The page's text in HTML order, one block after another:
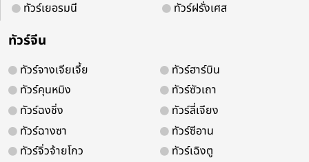
ดอส) | Day 2: เมืองอวี้หลิน - อุทยานหุบเขาคลื่น - ภูเขาสายรุ้ง | Day
เครื่องเงิน - ทุ่งหญ้าออร์ดอส - พิธีต้อนรับแขกสไตล์มองโกล - สวมใส่ชุ
เลียเมิ่งเลี่ยง - เนินทรายเสี่ยงซาวาน (รวมกระเช้า) -
ส.ค. 9-14 / 14-19 / 23-28 / 28-2
ก.ย. 4-9 / 6-11 / 11-16 / 13-18 / 18-23 / 20-25 / 25-30 / 27-2
ดูช่วงเวลาเพิ่มเติม
ทัวร์เยอรมนี
ทัวร์ฝรั่งเศส
ทัวร์จีน
ทัวร์จางเจียเจี้ย
ทัวร์คุนหมิง
ทัวร์ฉงชิ่ง
ทัวร์ฉางซา
ทัวร์จิ่วจ้ายโกว
ทัวร์ฮาร์บิน
ทัวร์ซัวเถา
ทัวร์ลี่เจียง
ทัวร์ซีอาน
ทัวร์เฉิงตู